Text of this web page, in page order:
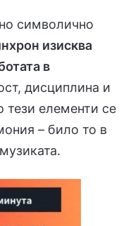
символично
изисква
в
дисциплина и
тези елементи се
– било то в